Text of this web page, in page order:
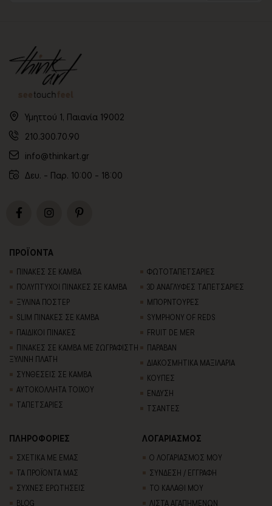
Υμηττού 1, Παιανία 19002
210.300.70.90
info@thinkart.gr
Δευ. - Παρ. 10:00 - 18:00
ΠΡΟΪΟΝΤΑ
ΠΙΝΑΚΕΣ ΣΕ ΚΑΜΒΑ
ΠΟΛΥΠΤΥΧΟΙ ΠΙΝΑΚΕΣ ΣΕ ΚΑΜΒΑ
ΞΥΛΙΝΑ ΠΟΣΤΕΡ
SLIM ΠΙΝΑΚΕΣ ΣΕ ΚΑΜΒΑ
ΠΑΙΔΙΚΟΙ ΠΙΝΑΚΕΣ
ΠΙΝΑΚΕΣ ΣΕ ΚΑΜΒΑ ΜΕ ΖΩΓΡΑΦΙΣΤΗ
ΞΥΛΙΝΗ ΠΛΑΤΗ
ΣΥΝΘΕΣΕΙΣ ΣΕ ΚΑΜΒΑ
ΑΥΤΟΚΟΛΛΗΤΑ ΤΟΙΧΟΥ
TΑΠΕΤΣΑΡΙΕΣ
ΦΩΤΟΤΑΠΕΤΣΑΡΙΕΣ
3D AΝΑΓΛΥΦΕΣ TΑΠΕΤΣΑΡΙΕΣ
ΜΠΟΡΝΤΟΥΡΕΣ
SYMPHONY OF REDS
FRUIT DE MER
ΠΑΡΑΒΑΝ
ΔΙΑΚΟΣΜΗΤΙΚΑ ΜΑΞΙΛΑΡΙΑ
ΚΟΥΠΕΣ
ΕΝΔΥΣΗ
ΤΣΑΝΤΕΣ
ΠΛΗΡΟΦΟΡΙΕΣ
ΣΧΕΤΙΚΑ ΜΕ ΕΜΑΣ
ΤΑ ΠΡΟΪΟΝΤΑ ΜΑΣ
ΣΥΧΝΕΣ ΕΡΩΤΗΣΕΙΣ
BLOG
ΛΟΓΑΡΙΑΣΜΟΣ
Ο ΛΟΓΑΡΙΑΣΜΟΣ ΜΟΥ
ΣΥΝΔΕΣΗ / ΕΓΓΡΑΦΗ
ΤΟ ΚΑΛΑΘΙ ΜΟΥ
ΛΙΣΤΑ ΑΓΑΠΗΜΕΝΩΝ